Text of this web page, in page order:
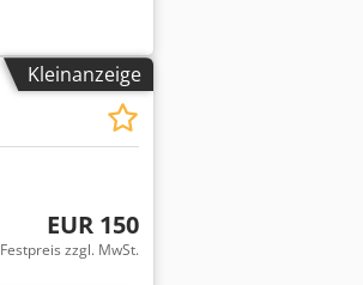
Kleinanzeige
Mehr Bilder anfragen
EUR 150
Festpreis zzgl. MwSt.